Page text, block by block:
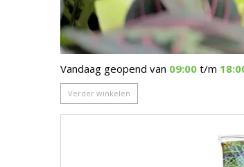
Vandaag geopend van 09:00 t/m
Verder winkelen